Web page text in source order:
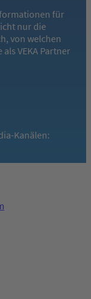
für
nur die
von welchen
VEKA Partner
Kanälen: